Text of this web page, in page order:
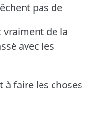
pas de
de la
avec les
faire les choses